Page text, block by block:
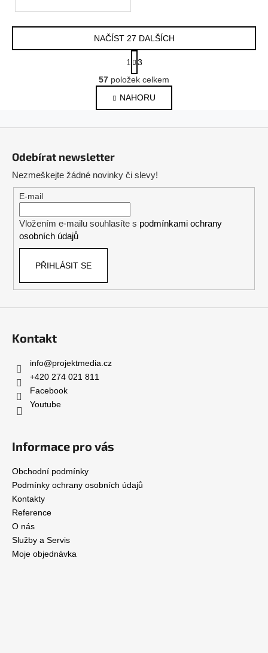
O
v
l
á
d
p
r
k
u
NAČÍST 27 DALŠÍCH
S
t
r
á
n
k
1
3
57 položek celkem
NAHORU
Odebírat newsletter
Nezmeškejte žádné novinky či slevy!
E-mail
Vložením e-mailu souhlasíte s podmínkami ochrany
osobních údajů
PŘIHLÁSIT SE
Kontakt
info@projektmedia.cz
+420 274 021 811
Facebook
Youtube
Informace pro vás
Obchodní podmínky
Podmínky ochrany osobních údajů
Kontakty
Reference
O nás
Služby a Servis
Moje objednávka